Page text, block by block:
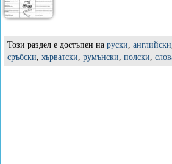
Този раздел е достъпен на руски, английски
сръбски, хърватски, румънски, полски,